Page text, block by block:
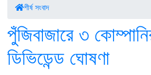
শীর্ষ সংবাদ
পুঁজিবাজারে ৩
ডিভিডেন্ড ঘোষণা